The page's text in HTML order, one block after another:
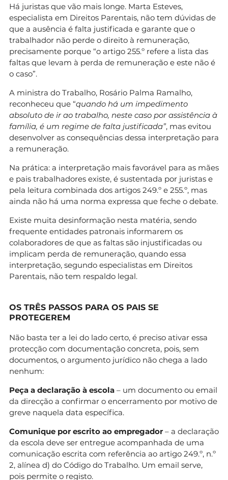
Há juristas que vão mais longe. Marta Esteves,
especialista em Direitos Parentais, não tem dúvidas de
que a ausência é falta justificada e garante que o
trabalhador não perde o direito à remuneração,
precisamente porque “o artigo 255.º refere a lista das
faltas que levam à perda de remuneração e este não é
o caso”.
A ministra do Trabalho, Rosário Palma Ramalho,
reconheceu que “quando há um impedimento
absoluto de ir ao trabalho, neste caso por assistência à
família, é um regime de falta justificada”, mas evitou
desenvolver as consequências dessa interpretação para
a remuneração.
Na prática: a interpretação mais favorável para as mães
e pais trabalhadores existe, é sustentada por juristas e
pela leitura combinada dos artigos 249.º e 255.º, mas
ainda não há uma norma expressa que feche o debate.
Existe muita desinformação nesta matéria, sendo
frequente entidades patronais informarem os
colaboradores de que as faltas são injustificadas ou
implicam perda de remuneração, quando essa
interpretação, segundo especialistas em Direitos
Parentais, não tem respaldo legal.
OS TRÊS PASSOS PARA OS PAIS SE
PROTEGEREM
Não basta ter a lei do lado certo, é preciso ativar essa
protecção com documentação concreta, pois, sem
documentos, o argumento jurídico não chega a lado
nenhum:
Peça a declaração à escola – um documento ou email
da direcção a confirmar o encerramento por motivo de
greve naquela data específica.
Comunique por escrito ao empregador – a declaração
da escola deve ser entregue acompanhada de uma
comunicação escrita com referência ao artigo 249.º, n.º
2, alínea d) do Código do Trabalho. Um email serve,
pois permite o registo.